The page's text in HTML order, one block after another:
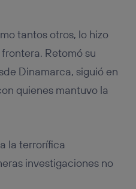
tantos otros, lo hizo
Retomó su
Dinamarca, siguió en
quienes mantuvo la
la terrorífica
investigaciones no